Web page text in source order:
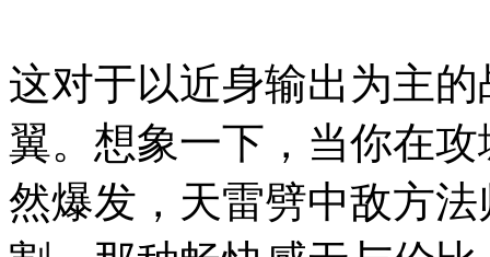
这对于以近身输出为主
翼。想象一下，当你在
然爆发，天雷劈中敌方